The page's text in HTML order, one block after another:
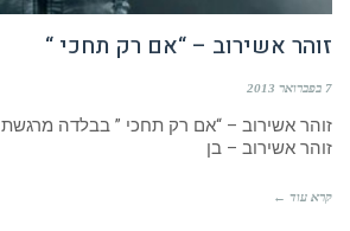
זוהר אשירוב – “אם רק תחכי “
7 בפברואר 2013
זוהר אשירוב – “אם רק תחכי ” בבלדה מרגשת
זוהר אשירוב – בן
קרא עוד ←